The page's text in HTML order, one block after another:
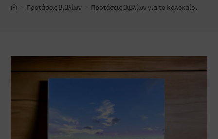
Προτάσεις βιβλίων Προτάσεις βιβλίων για το Καλοκαίρι